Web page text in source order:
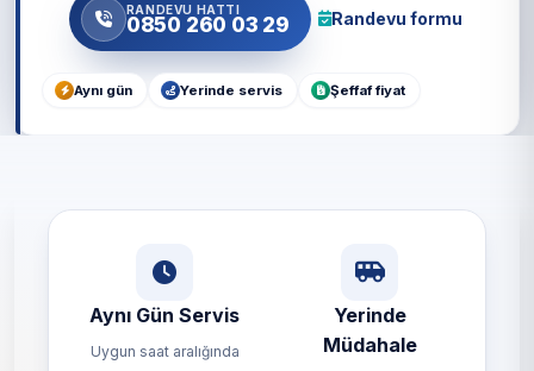
RANDEVU HATTI
0850 260 03 29 Randevu formu
Aynı gün Yerinde servis Şeffaf fiyat
Aynı Gün Servis
Uygun saat aralığında
Yerinde
Müdahale